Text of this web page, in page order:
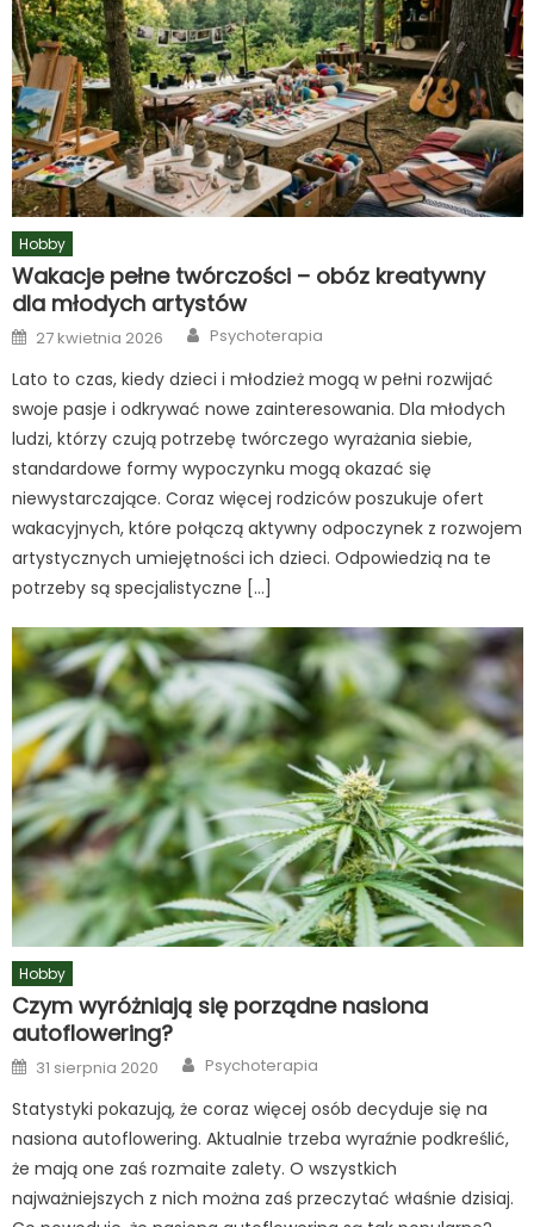
Hobby
Wakacje pełne twórczości – obóz kreatywny
dla młodych artystów
Posted
on
27 kwietnia 2026 Author
Psychoterapia
Lato to czas, kiedy dzieci i młodzież mogą w pełni rozwijać
swoje pasje i odkrywać nowe zainteresowania. Dla młodych
ludzi, którzy czują potrzebę twórczego wyrażania siebie,
standardowe formy wypoczynku mogą okazać się
niewystarczające. Coraz więcej rodziców poszukuje ofert
wakacyjnych, które połączą aktywny odpoczynek z rozwojem
artystycznych umiejętności ich dzieci. Odpowiedzią na te
potrzeby są specjalistyczne […]
Hobby
Czym wyróżniają się porządne nasiona
autoflowering?
Posted
on
31 sierpnia 2020 Author
Psychoterapia
Statystyki pokazują, że coraz więcej osób decyduje się na
nasiona autoflowering. Aktualnie trzeba wyraźnie podkreślić,
że mają one zaś rozmaite zalety. O wszystkich
najważniejszych z nich można zaś przeczytać właśnie dzisiaj.